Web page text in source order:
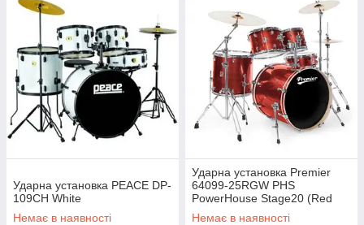
Ударна установка PEACE DP-
109CH White
Немає в наявності
Ударна установка Premier
64099-25RGW PHS
PowerHouse Stage20 (Red
Groove)
Немає в наявності